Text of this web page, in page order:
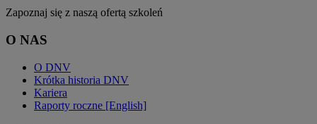
Zapoznaj się z naszą ofertą szkoleń
O NAS
O DNV
Krótka historia DNV
Kariera
Raporty roczne [English]